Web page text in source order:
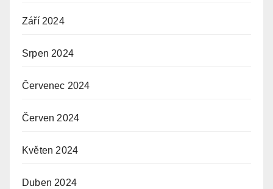
Září 2024
Srpen 2024
Červenec 2024
Červen 2024
Květen 2024
Duben 2024